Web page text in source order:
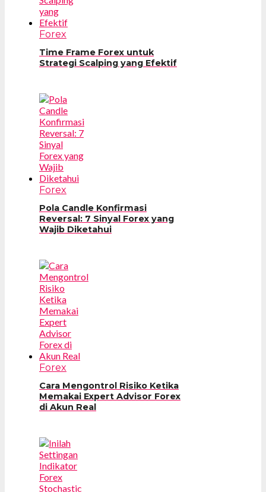
Forex
Time Frame Forex untuk
Strategi Scalping yang Efektif
Forex
Pola Candle Konfirmasi
Reversal: 7 Sinyal Forex yang
Wajib Diketahui
Forex
Cara Mengontrol Risiko Ketika
Memakai Expert Advisor Forex
di Akun Real